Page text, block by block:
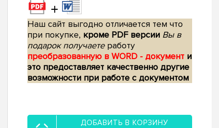
+
Наш сайт выгодно отличается тем что
при покупке, кроме PDF версии Вы в
подарок получаетеработу
преобразованную в WORD - документ и
это предоставляет качественно другие
возможности при работе с документом
ДОБАВИТЬ В КОРЗИНУ